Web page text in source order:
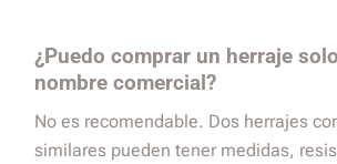
¿Puedo comprar un herraje
nombre comercial?
No es recomendable. Dos herrajes
similares pueden tener medidas,